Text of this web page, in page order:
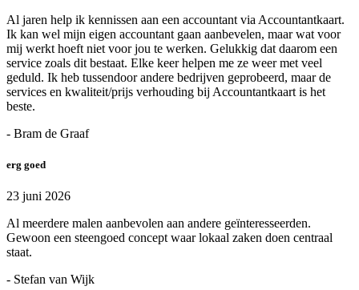
Al jaren help ik kennissen aan een accountant via Accountantkaart.
Ik kan wel mijn eigen accountant gaan aanbevelen, maar wat voor
mij werkt hoeft niet voor jou te werken. Gelukkig dat daarom een
service zoals dit bestaat. Elke keer helpen me ze weer met veel
geduld. Ik heb tussendoor andere bedrijven geprobeerd, maar de
services en kwaliteit/prijs verhouding bij Accountantkaart is het
beste.
- Bram de Graaf
erg goed
23 juni 2026
Al meerdere malen aanbevolen aan andere geïnteresseerden.
Gewoon een steengoed concept waar lokaal zaken doen centraal
staat.
- Stefan van Wijk